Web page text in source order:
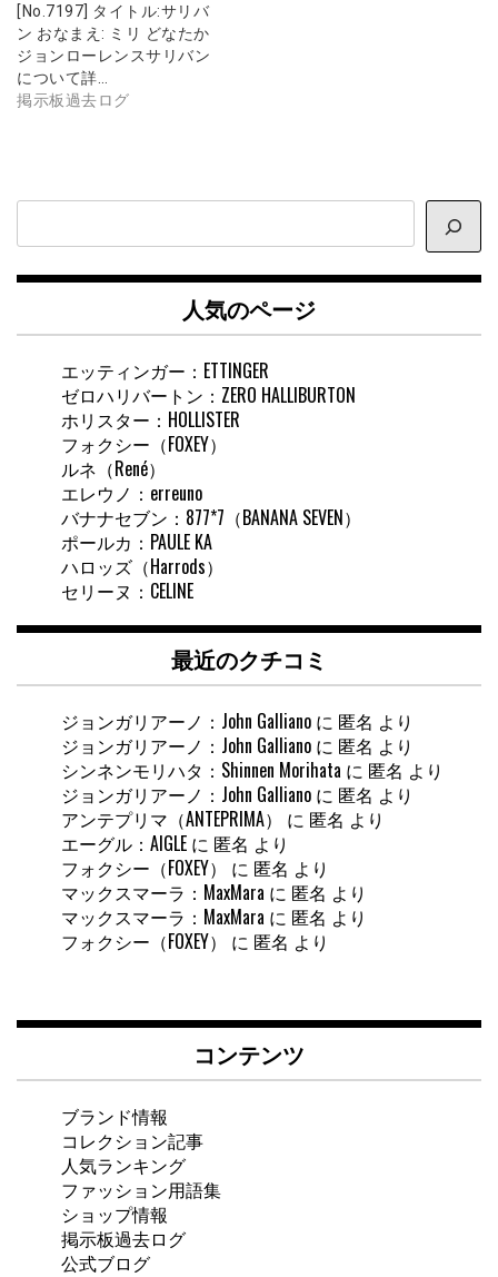
[No.7197] タイトル:サリバ
ン おなまえ: ミリ どなたか
ジョンローレンスサリバン
について詳…
掲示板過去ログ
サ
内
索
人気のページ
エッティンガー：ETTINGER
ゼロハリバートン：ZERO HALLIBURTON
ホリスター：HOLLISTER
フォクシー（FOXEY）
ルネ（René）
エレウノ：erreuno
バナナセブン：877*7（BANANA SEVEN）
ポールカ：PAULE KA
ハロッズ（Harrods）
セリーヌ：CELINE
最近のクチコミ
ジョンガリアーノ：John Galliano に 匿名 より
ジョンガリアーノ：John Galliano に 匿名 より
シンネンモリハタ：Shinnen Morihata に 匿名 より
ジョンガリアーノ：John Galliano に 匿名 より
アンテプリマ（ANTEPRIMA）
に 匿名 より
エーグル：AIGLE に 匿名 より
フォクシー（FOXEY）
に 匿名 より
マックスマーラ：MaxMara に 匿名 より
マックスマーラ：MaxMara に 匿名 より
フォクシー（FOXEY）
に 匿名 より
コンテンツ
ブランド情報
コレクション記事
人気ランキング
ファッション用語集
ショップ情報
掲示板過去ログ
公式ブログ